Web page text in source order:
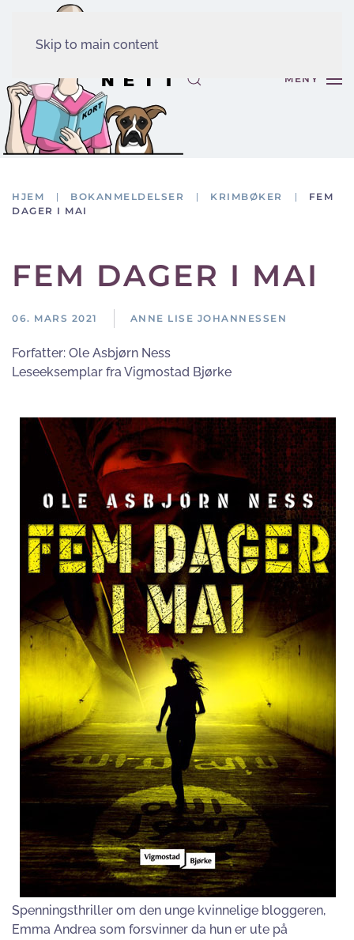
Skip to main content
MENY
HJEM BOKANMELDELSER KRIMBØKER
FEM
DAGER I MAI
FEM DAGER I MAI
06. MARS 2021 ANNE LISE JOHANNESSEN
Forfatter: Ole Asbjørn Ness
Leseeksemplar fra Vigmostad Bjørke
Spenningsthriller om den unge kvinnelige bloggeren,
Emma Andrea som forsvinner da hun er ute på